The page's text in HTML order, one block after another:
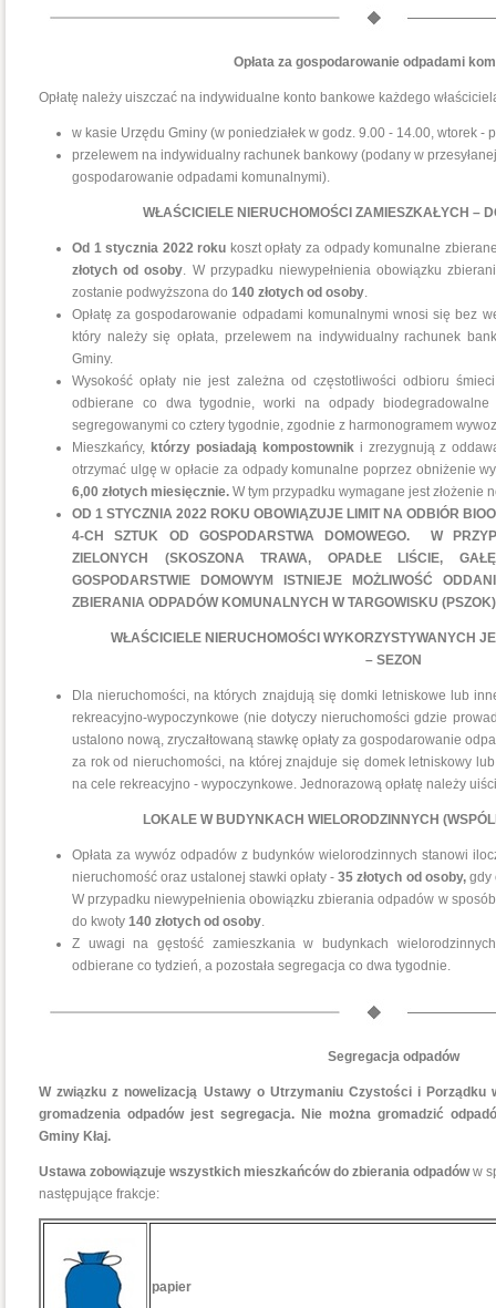
Opłata za gospodarowanie odpadami
Opłatę należy uiszczać na indywidualne konto bankowe każdego
w kasie Urzędu Gminy (w poniedziałek w godz. 9.00 - 14.00, wtorek -
przelewem na indywidualny rachunek bankowy (podany w
gospodarowanie odpadami komunalnymi).
WŁAŚCICIELE NIERUCHOMOŚCI ZAMIESZKAŁYCH –
Od 1 stycznia 2022 roku koszt opłaty za odpady komunalne
złotych od osoby. W przypadku niewypełnienia obowiązku
zostanie podwyższona do 140 złotych od osoby.
Opłatę za gospodarowanie odpadami komunalnymi wnosi się bez
który należy się opłata, przelewem na indywidualny rachunek
Gminy.
Wysokość opłaty nie jest zależna od częstotliwości odbioru
odbierane co dwa tygodnie, worki na odpady
segregowanymi co cztery tygodnie, zgodnie z harmonogramem
Mieszkańcy, którzy posiadają kompostowniki zrezygnują z
otrzymać ulgę w opłacie za odpady komunalne poprzez obniżenie
6,00 złotych miesięcznie. W tym przypadku wymagane jest złożenie
OD 1 STYCZNIA 2022 ROKU OBOWIĄZUJE LIMIT NA ODBIÓR
4-CH SZTUK OD GOSPODARSTWA DOMOWEGO. W
ZIELONYCH (SKOSZONA TRAWA, OPADŁE LIŚCIE,
GOSPODARSTWIE DOMOWYM ISTNIEJE MOŻLIWOŚĆ
ZBIERANIA ODPADÓW KOMUNALNYCH W TARGOWISKU
WŁAŚCICIELE NIERUCHOMOŚCI WYKORZYSTYWANYCH
– SEZON
Dla nieruchomości, na których znajdują się domki letniskowe lub
rekreacyjno-wypoczynkowe (nie dotyczy nieruchomości gdzie
ustalono nową, zryczałtowaną stawkę opłaty za gospodarowanie
za rok od nieruchomości, na której znajduje się domek letniskowy
na cele rekreacyjno - wypoczynkowe. Jednorazową opłatę należy
LOKALE W BUDYNKACH WIELORODZINNYCH
Opłata za wywóz odpadów z budynków wielorodzinnych stanowi
nieruchomość oraz ustalonej stawki opłaty -35 złotych od osoby, gdy
W przypadku niewypełnienia obowiązku zbierania odpadów w
do kwoty 140 złotych od osoby.
Z uwagi na gęstość zamieszkania w budynkach
odbierane co tydzień, a pozostała segregacja co dwa tygodnie.
Segregacja odpadów
W związku z nowelizacją Ustawy o Utrzymaniu Czystości i Porządku
gromadzenia odpadów jest segregacja. Nie można gromadzić
Gminy Kłaj.
Ustawa zobowiązuje wszystkich mieszkańców do zbierania odpadóww
następujące frakcje:
papier